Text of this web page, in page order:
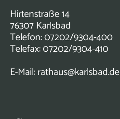
Hirtenstraße 14
76307 Karlsbad
Telefon: 07202/9304-400
Telefax: 07202/9304-410
E-Mail:rathaus@karlsbad.de